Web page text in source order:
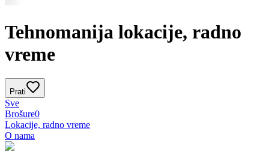
Tehnomanija lokacije, radno
vreme
Prati
Sve
Brošure0
Lokacije, radno vreme
O nama